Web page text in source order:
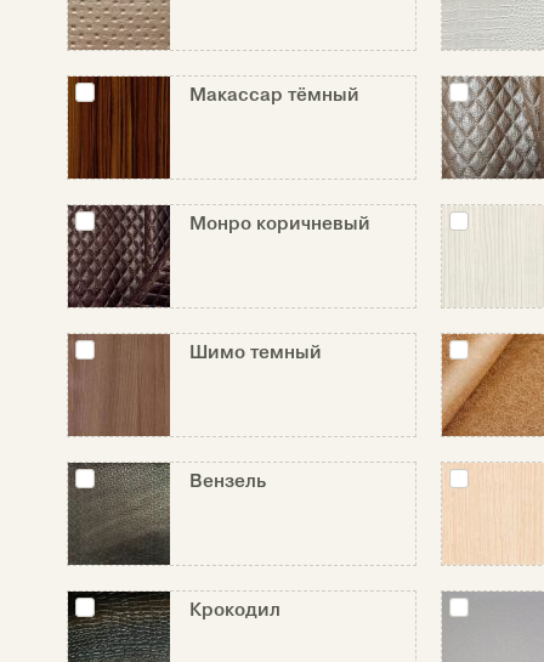
Макассар тёмный
Монро коричневый
Шимо темный
Вензель
Крокодил